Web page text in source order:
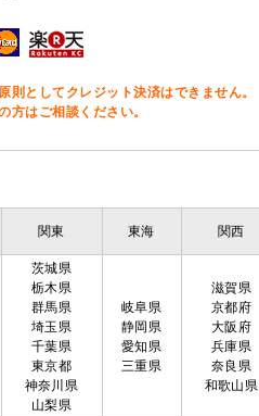
則としてクレジット決済はできません。
方はご相談ください。
関東 東海 関西
茨城県
栃木県
群馬県
埼玉県
千葉県
東京都
神奈川県
山梨県
岐阜県
静岡県
愛知県
三重県
滋賀県
京都府
大阪府
兵庫県
奈良県
和歌山県